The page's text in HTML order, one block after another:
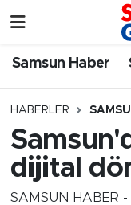
Samsun Haber
HABERLER
dijital
SAMSUN HABER -
Samsun
Samsun
Samsun
SAMSUN
Samsun